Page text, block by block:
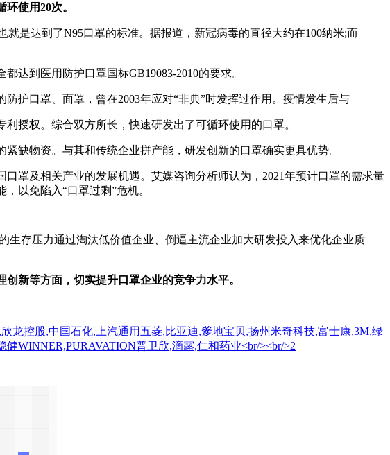
使用20次。
是达到了N95口罩的标准。据报道，新冠病毒的直径大约在100纳米;而
到医用防护口罩国标GB19083-2010的要求。
口罩、面罩，曾在2003年应对“非典”时发挥过作用。疫情发生后与
权。综合双方所长，快速研发出了可循环使用的口罩。
物资。与其和传统企业拼产能，研发创新的口罩确实更具优势。
罩及相关产业的发展机遇。艾媒咨询分析师认为，2021年预计口罩的需求量
以免陷入“口罩过剩”危机。
存压力通过淘汰低价值企业、倒逼主流企业加大研发投入来优化企业质
新等方面，切实提升口罩企业的竞争力水平。
龙控股,中国石化,上汽通用五菱,比亚迪,爹地宝贝,扬州米奇科技,富士康,3M,绿
WINNER,PURAVATION普卫欣,滴露,仁和药业<br/><br/>2